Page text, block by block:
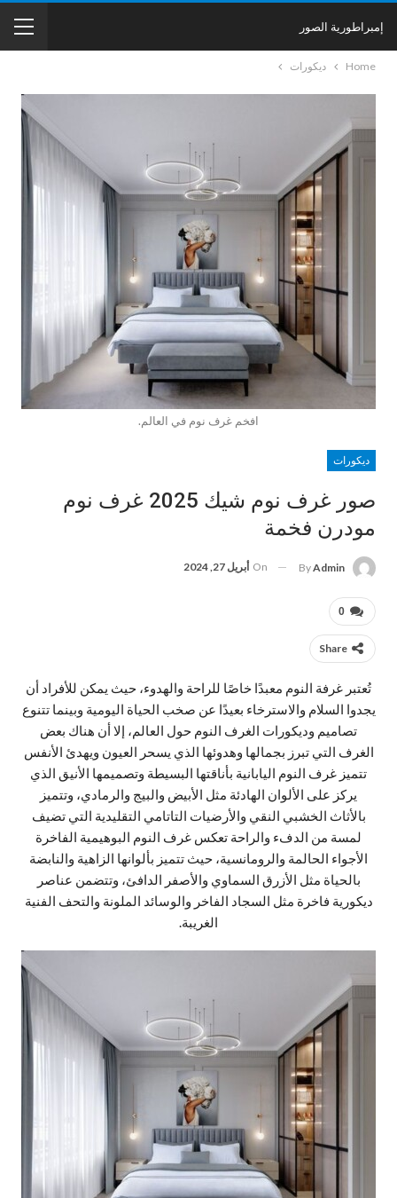
إمبراطورية الصور
Home ديكورات
افخم غرف نوم في العالم.
ديكورات
صور غرف نوم شيك 2025 غرف نوم
مودرن فخمة
ByAdmin
On أبريل 27, 2024
0
Share
تُعتبر غرفة النوم معبدًا خاصًا للراحة والهدوء، حيث يمكن للأفراد أن
يجدوا السلام والاسترخاء بعيدًا عن صخب الحياة اليومية وبينما تتنوع
تصاميم وديكورات الغرف النوم حول العالم، إلا أن هناك بعض
الغرف التي تبرز بجمالها وهدوئها الذي يسحر العيون ويهدئ الأنفس
تتميز غرف النوم اليابانية بأناقتها البسيطة وتصميمها الأنيق الذي
يركز على الألوان الهادئة مثل الأبيض والبيج والرمادي، وتتميز
بالأثاث الخشبي النقي والأرضيات التاتامي التقليدية التي تضيف
لمسة من الدفء والراحة تعكس غرف النوم البوهيمية الفاخرة
الأجواء الحالمة والرومانسية، حيث تتميز بألوانها الزاهية والنابضة
بالحياة مثل الأزرق السماوي والأصفر الدافئ، وتتضمن عناصر
ديكورية فاخرة مثل السجاد الفاخر والوسائد الملونة والتحف الفنية
الغريبة.